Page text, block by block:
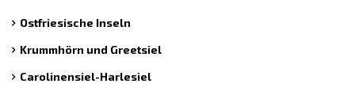
Ostfriesische Inseln
Krummhörn und Greetsiel
Carolinensiel-Harlesiel